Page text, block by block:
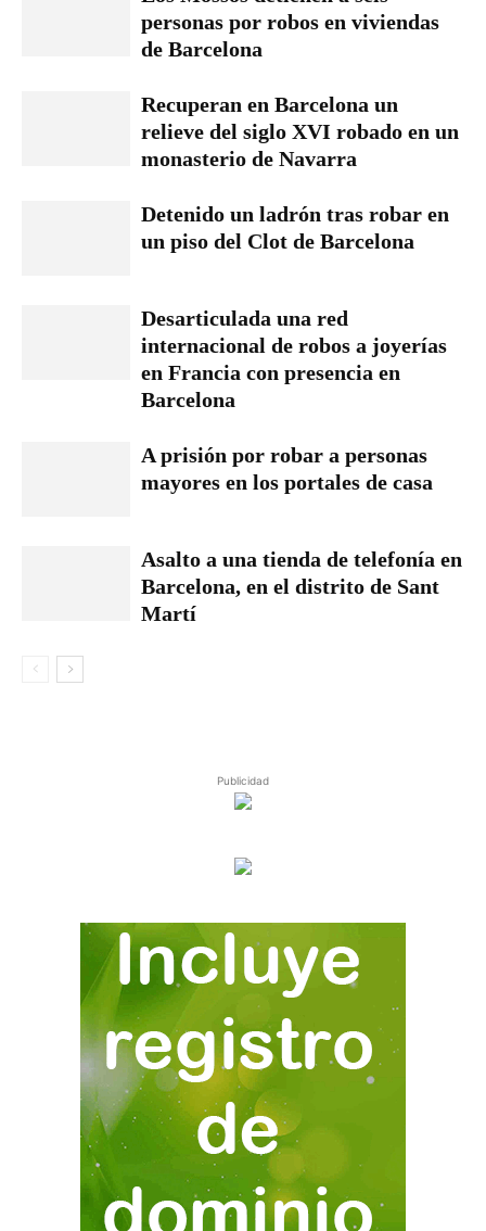
personas por robos en viviendas
de Barcelona
Recuperan en Barcelona un
relieve del siglo XVI robado en un
monasterio de Navarra
Detenido un ladrón tras robar en
un piso del Clot de Barcelona
Desarticulada una red
internacional de robos a joyerías
en Francia con presencia en
Barcelona
A prisión por robar a personas
mayores en los portales de casa
Asalto a una tienda de telefonía en
Barcelona, en el distrito de Sant
Martí
Publicidad